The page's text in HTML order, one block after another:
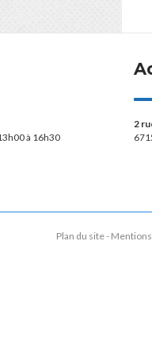
à 16h30
2
Plan du site